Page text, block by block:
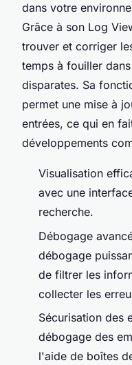
dans votre
Grâce à son Log
trouver et corriger
temps à fouiller
disparates. Sa
permet une mise à
entrées, ce qui en
développements
Visualisation
avec une
recherche.
Débogage
débogage
de filtrer les
collecter les
Sécurisation des
débogage des
l'aide de boîtes